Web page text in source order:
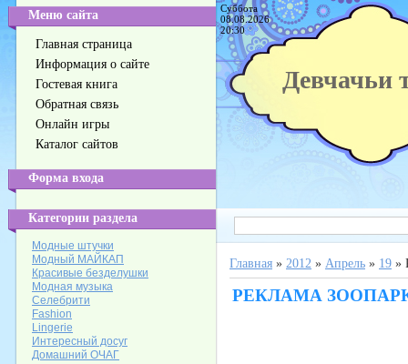
Меню сайта
Главная страница
Информация о сайте
Гостевая книга
Обратная связь
Онлайн игры
Каталог сайтов
Форма входа
Категории раздела
Модные штучки
Модный МАЙКАП
Красивые безделушки
Модная музыка
Cелебрити
Fashion
Lingerie
Интересный досуг
Домашний ОЧАГ
Суббота
08.08.2026
20:30
Девчачьи
Главная » 2012 » Апрель » 19 »
РЕКЛАМА